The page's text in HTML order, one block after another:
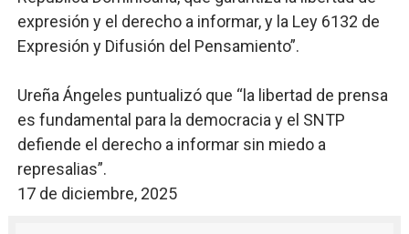
expresión y el derecho a informar, y la Ley 6132 de
Expresión y Difusión del Pensamiento”.
Ureña Ángeles puntualizó que “la libertad de prensa
es fundamental para la democracia y el SNTP
defiende el derecho a informar sin miedo a
represalias”.
17 de diciembre, 2025